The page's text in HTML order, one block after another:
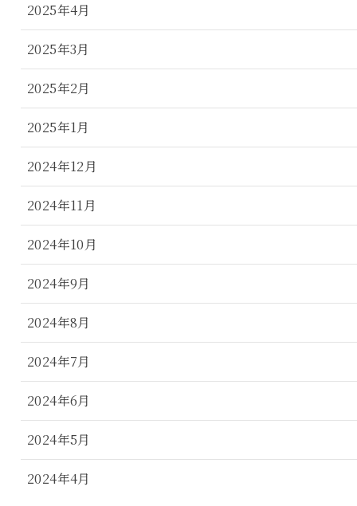
2025年4月
2025年3月
2025年2月
2025年1月
2024年12月
2024年11月
2024年10月
2024年9月
2024年8月
2024年7月
2024年6月
2024年5月
2024年4月